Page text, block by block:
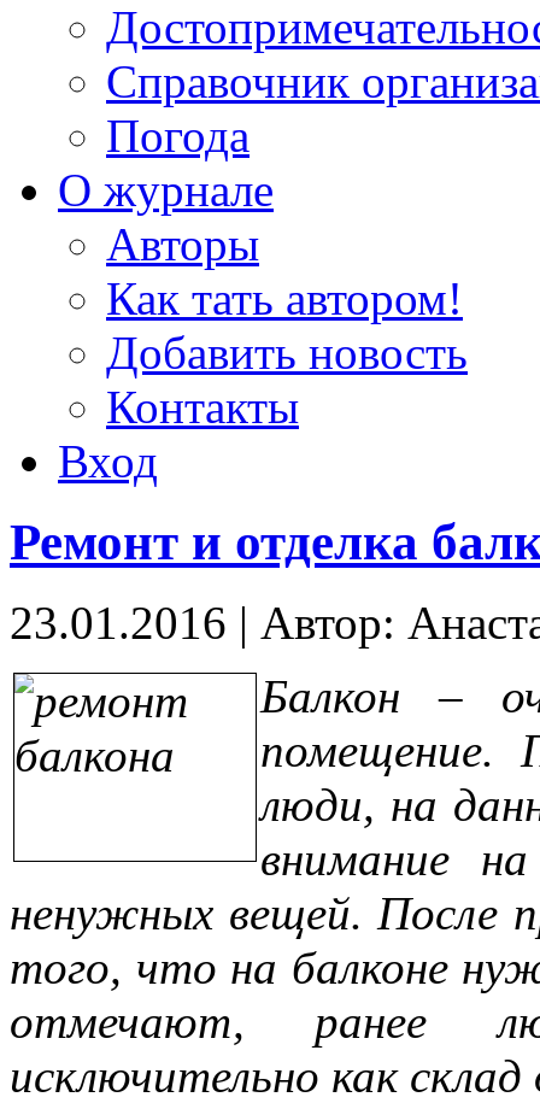
Справочник
Погода
О журнале
Авторы
Как тать автором!
Добавить новость
Контакты
Вход
Ремонт и отделка
23.01.2016 | Автор:
Балкон –
помещение.
люди, на
внимание
ненужных вещей. После
того, что на балконе
отмечают, ранее
исключительно как